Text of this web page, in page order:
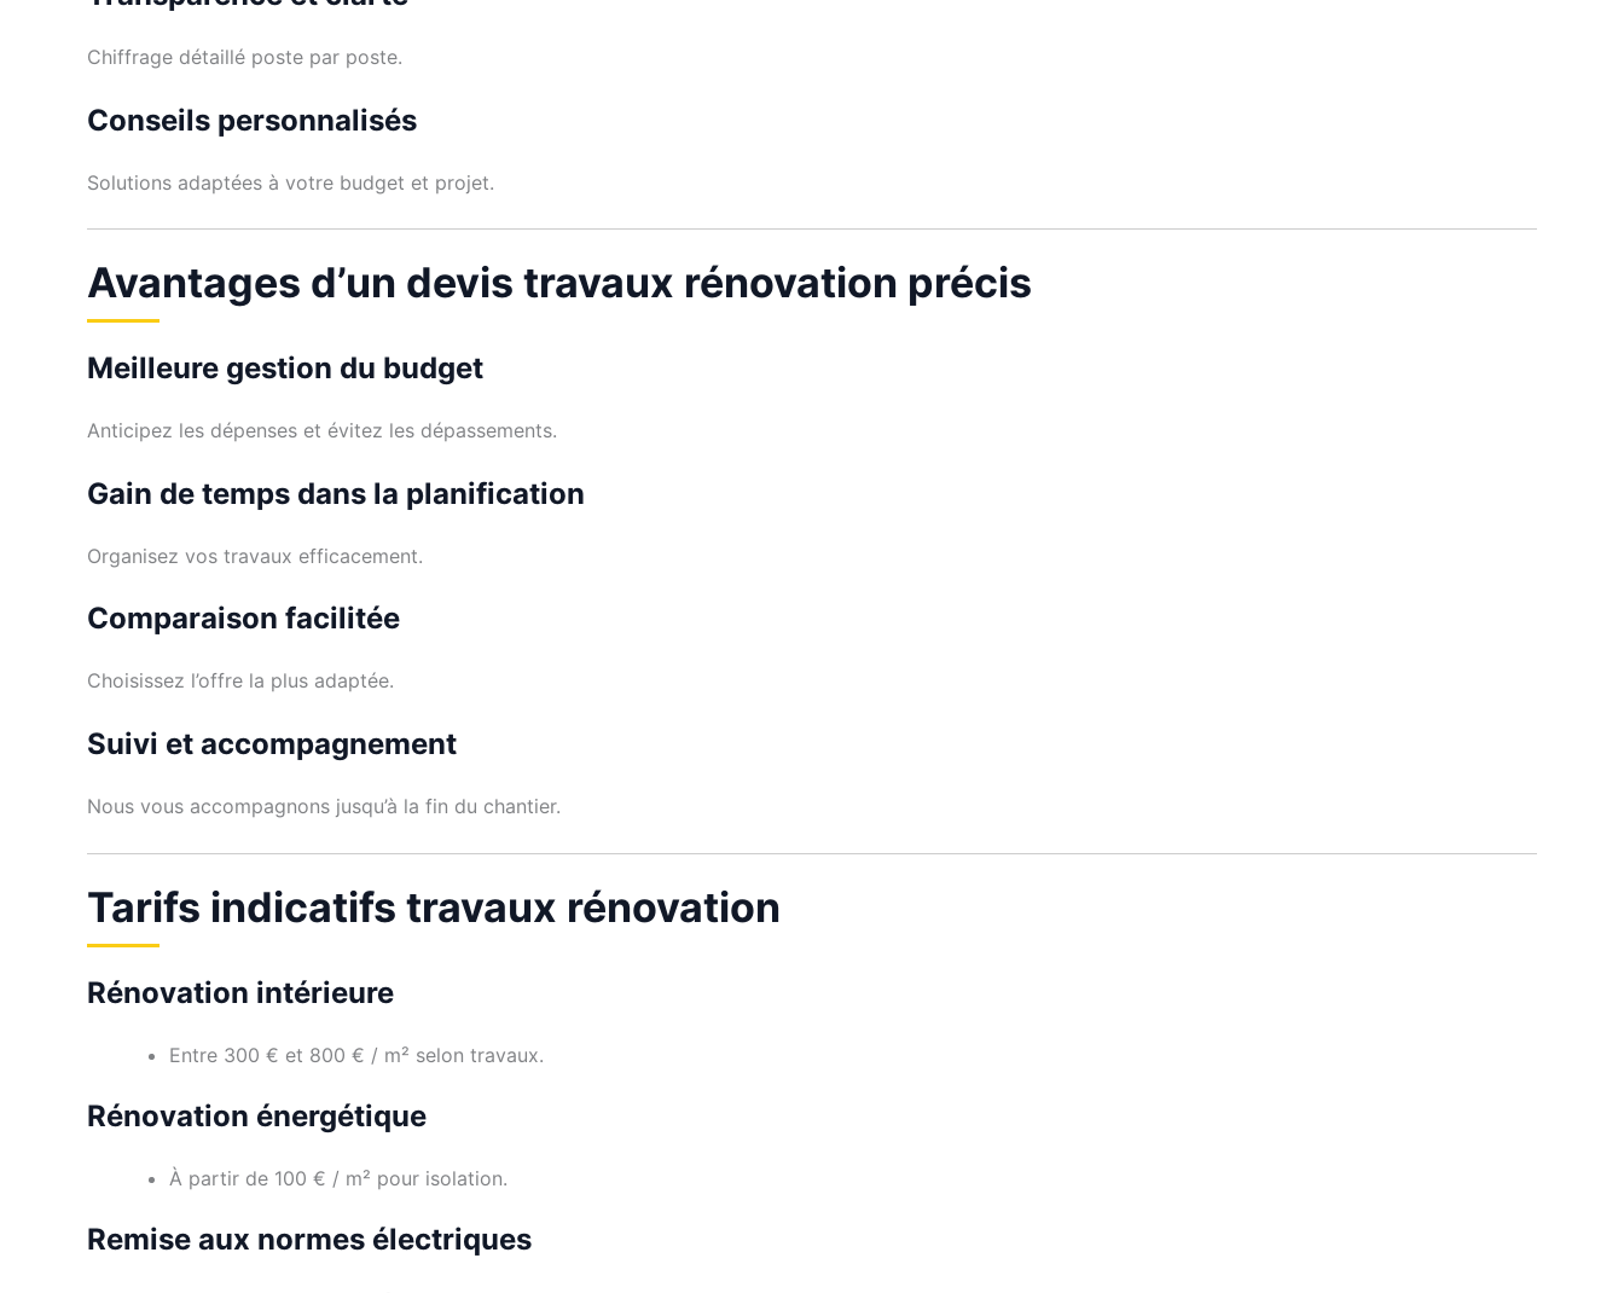
Chiffrage détaillé poste par poste.
Conseils personnalisés
Solutions adaptées à votre budget et projet.
Avantages d’un devis travaux rénovation précis
Meilleure gestion du budget
Anticipez les dépenses et évitez les dépassements.
Gain de temps dans la planification
Organisez vos travaux efficacement.
Comparaison facilitée
Choisissez l’offre la plus adaptée.
Suivi et accompagnement
Nous vous accompagnons jusqu’à la fin du chantier.
Tarifs indicatifs travaux rénovation
Rénovation intérieure
Entre 300 € et 800 € / m² selon travaux.
Rénovation énergétique
À partir de 100 € / m² pour isolation.
Remise aux normes électriques